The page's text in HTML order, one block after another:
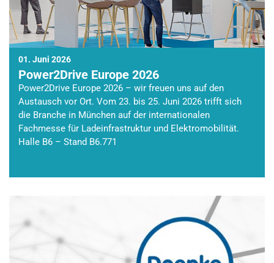
01. Juni 2026
Power2Drive Europe 2026
Power2Drive Europe 2026 – wir freuen uns auf den
Austausch vor Ort. Vom 23. bis 25. Juni 2026 trifft sich
die Branche in München auf der internationalen
Fachmesse für Ladeinfrastruktur und Elektromobilität.
Halle B6 – Stand B6.771